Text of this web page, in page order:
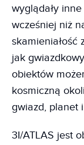
wyglądały
wcześniej niż
skamieniałość
jak
obiektów
kosmiczną
gwiazd, planet
3I/ATLAS jest